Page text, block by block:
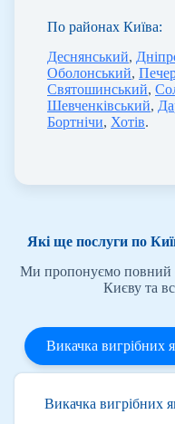
По районах Київа:
Деснянський,
Оболонський,
Святошинський,
Шевченківський,
Бортнічи, Хотів.
Які ще послуги по
Ми пропонуємо повний
Києву та
Викачка вигрібних
Викачка вигрібних